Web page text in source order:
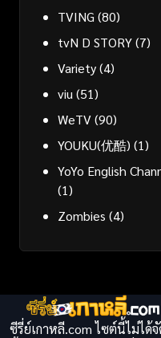
TVING (80)
tvN D STORY(7)
Variety(4)
viu (51)
WeTV(90)
YOUKU(优酷) (1)
YoYo English
(1)
Zombies (4)
ซีรี่ย์เกาหลี.com ไซต์นี้ไม่ได้